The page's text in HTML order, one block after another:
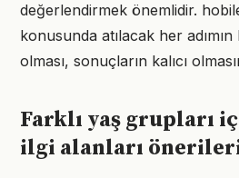
değerlendirmek önemlidir.
konusunda atılacak her
olması, sonuçların kalıcı
Farklı yaş grupları
ilgi alanları